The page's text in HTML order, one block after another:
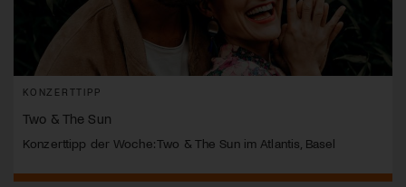
KONZERTTIPP
Two & The Sun
Konzerttipp der Woche: Two & The Sun im Atlantis, Basel